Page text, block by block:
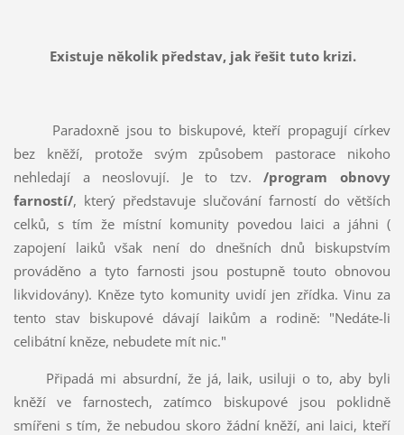
Existuje několik představ, jak řešit tuto krizi.
Paradoxně jsou to biskupové, kteří propagují církev
bez kněží, protože svým způsobem pastorace nikoho
nehledají a neoslovují. Je to tzv. /program obnovy
farností/, který představuje slučování farností do větších
celků, s tím že místní komunity povedou laici a jáhni (
zapojení laiků však není do dnešních dnů biskupstvím
prováděno a tyto farnosti jsou postupně touto obnovou
likvidovány). Kněze tyto komunity uvidí jen zřídka. Vinu za
tento stav biskupové dávají laikům a rodině: "Nedáte-li
celibátní kněze, nebudete mít nic."
Připadá mi absurdní, že já, laik, usiluji o to, aby byli
kněží ve farnostech, zatímco biskupové jsou poklidně
smířeni s tím, že nebudou skoro žádní kněží, ani laici, kteří